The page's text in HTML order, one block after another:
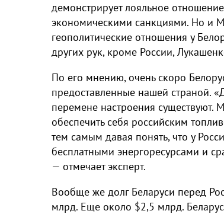
демонстрирует лояльное
экономическими санкциями. Но и
геополитические отношения у
других рук, кроме России,
По его мнению, очень скоро
предоставленные нашей страной.
перемене настроения
обеспечить себя российским
тем самым давая понять, что у
бесплатными энергоресурсами и
— отмечает эксперт.
Вообще же долг Беларуси перед
млрд. Еще около $2,5 млрд.